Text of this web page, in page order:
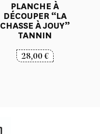
PLANCHE À
DÉCOUPER “LA
CHASSE À JOUY”
TANNIN
28,00€